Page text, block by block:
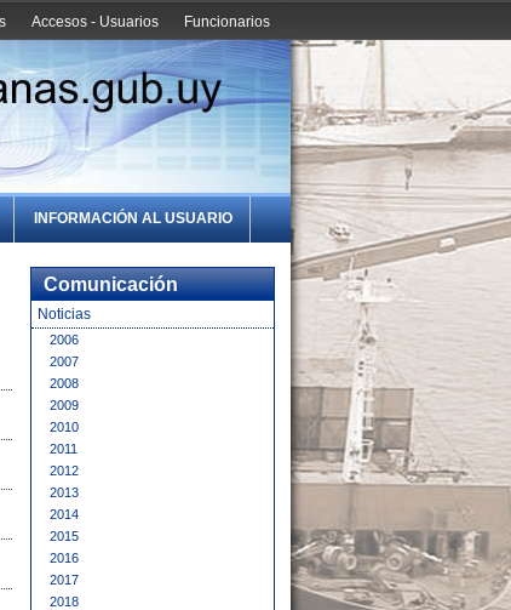
Funcionarios
Accesos - Usuarios
INFORMACIÓN AL USUARIO
Comunicación
Noticias
2006
2007
2008
2009
2010
2011
2012
2013
2014
2015
2016
2017
2018